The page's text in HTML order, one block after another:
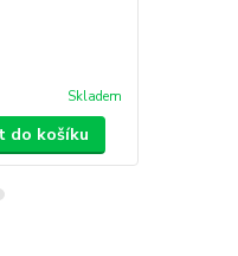
Skladem
do košíku